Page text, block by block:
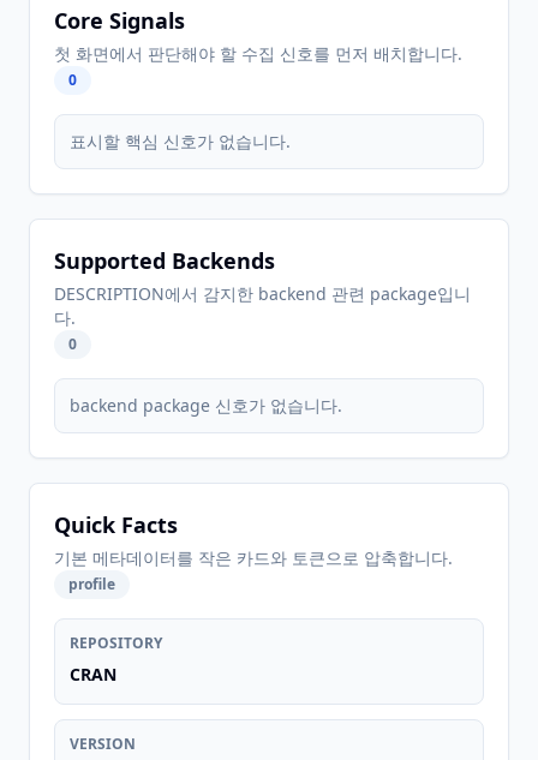
Core Signals
첫 화면에서 판단해야 할 수집 신호를 먼저 배치합니다.
0
표시할 핵심 신호가 없습니다.
Supported Backends
DESCRIPTION에서 감지한 backend 관련 package입니
다.
0
backend package 신호가 없습니다.
Quick Facts
기본 메타데이터를 작은 카드와 토큰으로 압축합니다.
profile
REPOSITORY
CRAN
VERSION